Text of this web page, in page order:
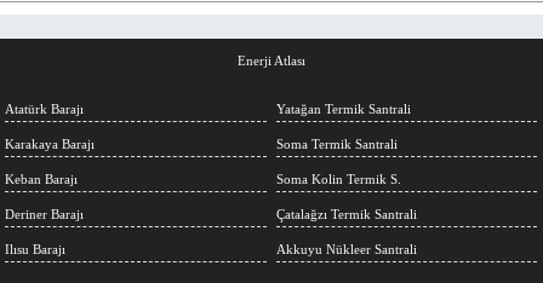
Enerji Atlası
Atatürk Barajı
Karakaya Barajı
Keban Barajı
Deriner Barajı
Ilısu Barajı
Yatağan Termik Santrali
Soma Termik Santrali
Soma Kolin Termik S.
Çatalağzı Termik Santrali
Akkuyu Nükleer Santrali